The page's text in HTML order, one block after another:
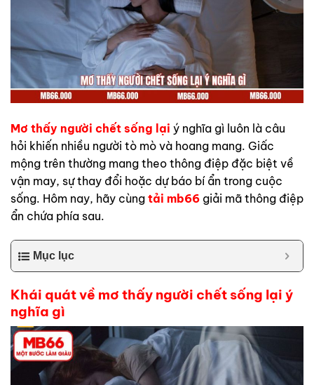
Mơ thấy người chết sống lại ý nghĩa gì luôn là câu
hỏi khiến nhiều người tò mò và hoang mang. Giấc
mộng trên thường mang theo thông điệp đặc biệt về
vận may, sự thay đổi hoặc dự báo bí ẩn trong cuộc
sống. Hôm nay, hãy cùng tải mb66 giải mã thông điệp
ẩn chứa phía sau.
Mục lục
Khái quát về mơ thấy người chết sống lại ý
nghĩa gì